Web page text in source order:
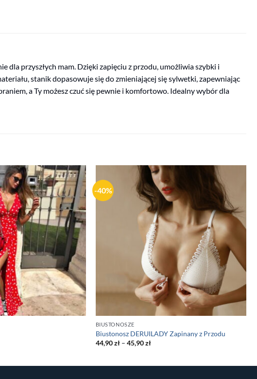
przyszłych mam. Dzięki zapięciu z przodu, umożliwia szybki i
stanik dopasowuje się do zmieniającej się sylwetki, zapewniając
a Ty możesz czuć się pewnie i komfortowo. Idealny wybór dla
-40%
BIUSTONOSZE
Biustonosz DERUILADY Zapinany z Przodu
44,90zł– 45,90zł